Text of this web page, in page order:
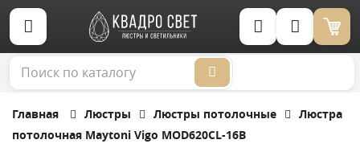
Корзина (0)
Главная Люстры Люстры потолочные
Люстра
потолочная Maytoni Vigo MOD620CL-16B